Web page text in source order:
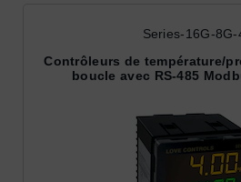
Series-16G-8G-
Contrôleurs de température/
boucle avec RS-485